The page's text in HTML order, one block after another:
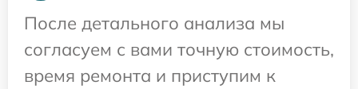
После детального анализа мы
согласуем с вами точную стоимость,
время ремонта и приступим к